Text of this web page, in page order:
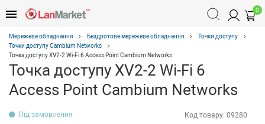
0
Мережеве обладнання Бездротове мережеве обладнання
Точки доступу
Точки доступу Cambium Networks
Точка доступу XV2-2 Wi-Fi 6 Access Point Cambium Networks
Точка доступу XV2-2 Wi-Fi 6
Access Point Cambium Networks
Під замовлення Код товару: 09280